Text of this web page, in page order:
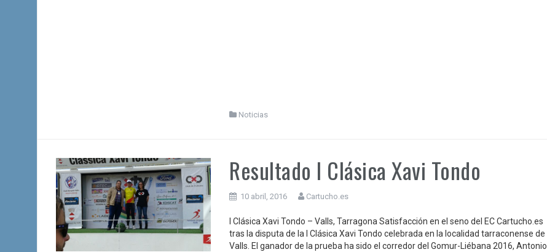
Noticias
Resultado I Clásica Xavi Tondo
10 abril, 2016 Cartucho.es
I Clásica Xavi Tondo – Valls, Tarragona Satisfacción en el seno del EC Cartucho.es
tras la disputa de la I Clásica Xavi Tondo celebrada en la localidad tarraconense de
Valls. El ganador de la prueba ha sido el corredor del Gomur-Liébana 2016, Antonio